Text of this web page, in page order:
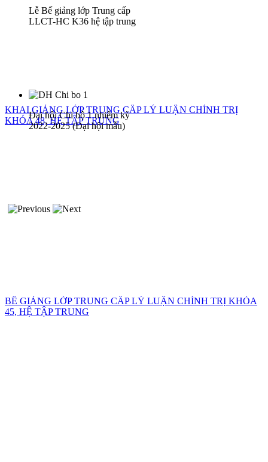
KHAI GIẢNG LỚP TRUNG CẤP LÝ LUẬN CHÍNH TRỊ
KHÓA 48, HỆ TẬP TRUNG
BẾ GIẢNG LỚP TRUNG CẤP LÝ LUẬN CHÍNH TRỊ KHÓA
45, HỆ TẬP TRUNG
Lễ Bế giảng lớp Trung cấp
LLCT-HC K36 hệ tập trung
Đại hội Chi bộ 1 nhiệm kỳ
2022-2025 (Đại hội mẫu)